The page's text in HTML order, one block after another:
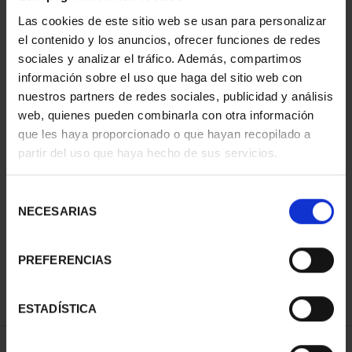
Las cookies de este sitio web se usan para personalizar
el contenido y los anuncios, ofrecer funciones de redes
sociales y analizar el tráfico. Además, compartimos
información sobre el uso que haga del sitio web con
nuestros partners de redes sociales, publicidad y análisis
web, quienes pueden combinarla con otra información
que les haya proporcionado o que hayan recopilado a
partir del uso que haya hecho de sus servicios.
NECESARIAS
PREFERENCIAS
ESTADÍSTICA
800 AÑOS CATEDRAL
REALES